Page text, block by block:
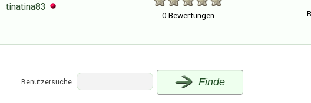
tinatina83
0 Bewertungen
Benutzersuche Finde